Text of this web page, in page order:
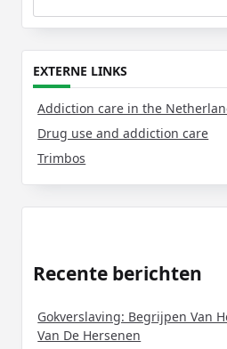
EXTERNE LINKS
Addiction care in the
Drug use and addiction care
Trimbos
Recente berichten
Gokverslaving: Begrijpen Van
Van De Hersenen